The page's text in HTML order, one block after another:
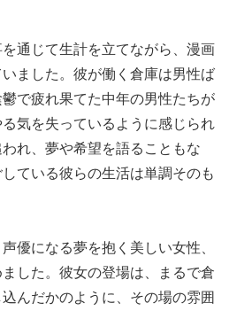
通じて生計を立てながら、漫画
ました。彼が働く倉庫は男性ば
で疲れ果てた中年の男性たちが
気を失っているように感じられ
れ、夢や希望を語ることもな
ている彼らの生活は単調そのも
優になる夢を抱く美しい女性、
した。彼女の登場は、まるで倉
んだかのように、その場の雰囲